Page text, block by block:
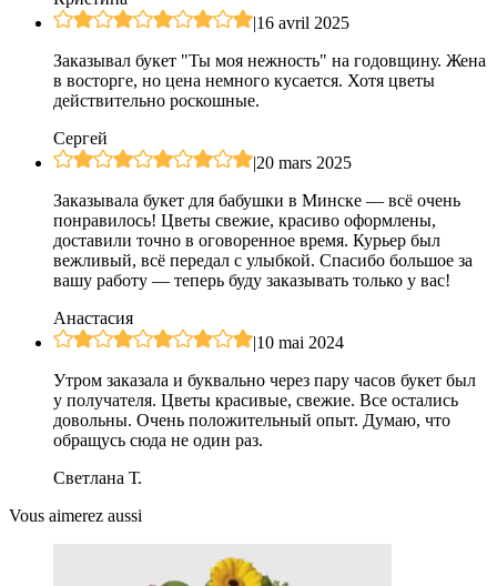
|16 avril 2025
Заказывал букет "Ты моя нежность" на годовщину. Жена
в восторге, но цена немного кусается. Хотя цветы
действительно роскошные.
Сергей
|20 mars 2025
Заказывала букет для бабушки в Минске — всё очень
понравилось! Цветы свежие, красиво оформлены,
доставили точно в оговоренное время. Курьер был
вежливый, всё передал с улыбкой. Спасибо большое за
вашу работу — теперь буду заказывать только у вас!
Анастасия
|10 mai 2024
Утром заказала и буквально через пару часов букет был
у получателя. Цветы красивые, свежие. Все остались
довольны. Очень положительный опыт. Думаю, что
обращусь сюда не один раз.
Светлана Т.
Vous aimerez aussi